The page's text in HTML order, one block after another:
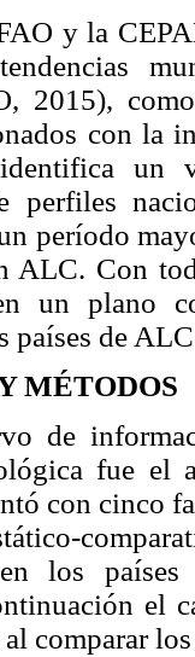
y la
2015),
con la
un
perfiles
período
ALC. Con
un plano
países de
MÉTODOS
de
fue el
con cinco
en los
el
comparar